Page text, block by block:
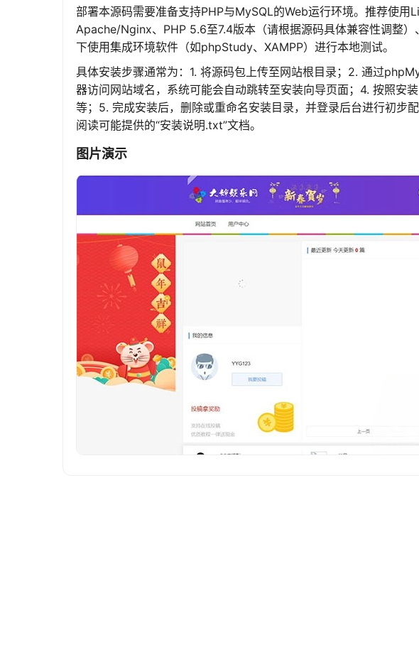
部署本源码需要准备支持PHP与MySQL的Web运行环境。推荐使
Apache/Nginx、PHP 5.6至7.4版本（请根据源码具体兼容性调整
下使用集成环境软件（如phpStudy、XAMPP）进行本地测试。
具体安装步骤通常为：1. 将源码包上传至网站根目录；2. 通过
器访问网站域名，系统可能会自动跳转至安装向导页面；4. 按照安
等；5. 完成安装后，删除或重命名安装目录，并登录后台进行初步
阅读可能提供的“安装说明.txt”文档。
图片演示